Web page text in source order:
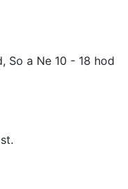
So a Ne 10 - 18 hod